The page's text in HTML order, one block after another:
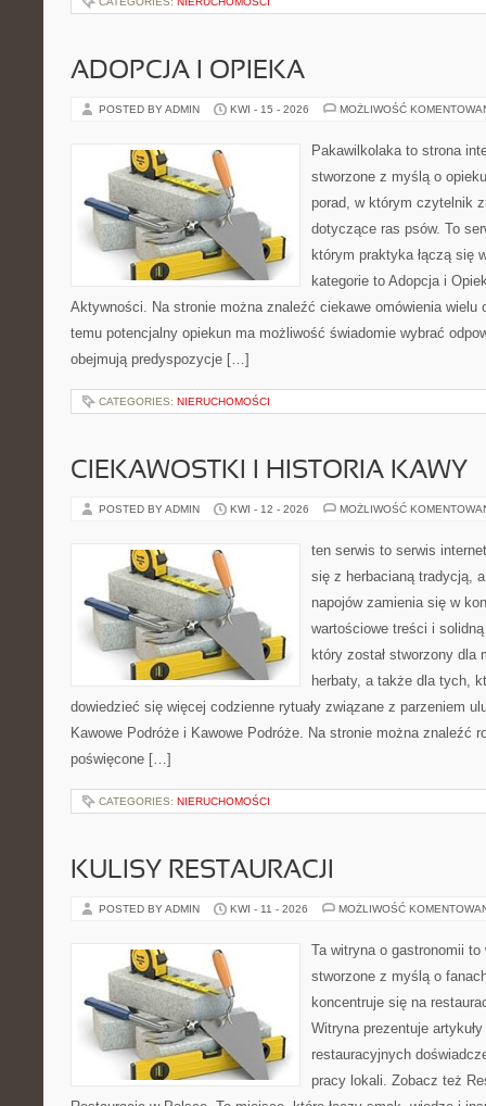
ADOPCJA I OPIEKA
POSTED BY ADMIN KWI - 15 - 2026 MOŻLIWOŚĆ
Pakawilkolaka to strona
stworzone z myślą o
porad, w którym czytelnik
dotyczące ras psów. To
którym praktyka łączą się
kategorie to Adopcja i
Aktywności. Na stronie można znaleźć ciekawe omówienia wielu
temu potencjalny opiekun ma możliwość świadomie wybrać
obejmują predyspozycje […]
CATEGORIES: NIERUCHOMOŚCI
CIEKAWOSTKI I HISTORIA KAWY
POSTED BY ADMIN KWI - 12 - 2026 MOŻLIWOŚĆ
ten serwis to serwis
się z herbacianą tradycją,
napojów zamienia się w
wartościowe treści i
który został stworzony dla
herbaty, a także dla tych,
dowiedzieć się więcej codzienne rytuały związane z parzeniem
Kawowe Podróże i Kawowe Podróże. Na stronie można znaleźć
poświęcone […]
CATEGORIES: NIERUCHOMOŚCI
KULISY RESTAURACJI
POSTED BY ADMIN KWI - 11 - 2026 MOŻLIWOŚĆ
Ta witryna o gastronomii
stworzone z myślą o
koncentruje się na
Witryna prezentuje
restauracyjnych
pracy lokali. Zobacz też